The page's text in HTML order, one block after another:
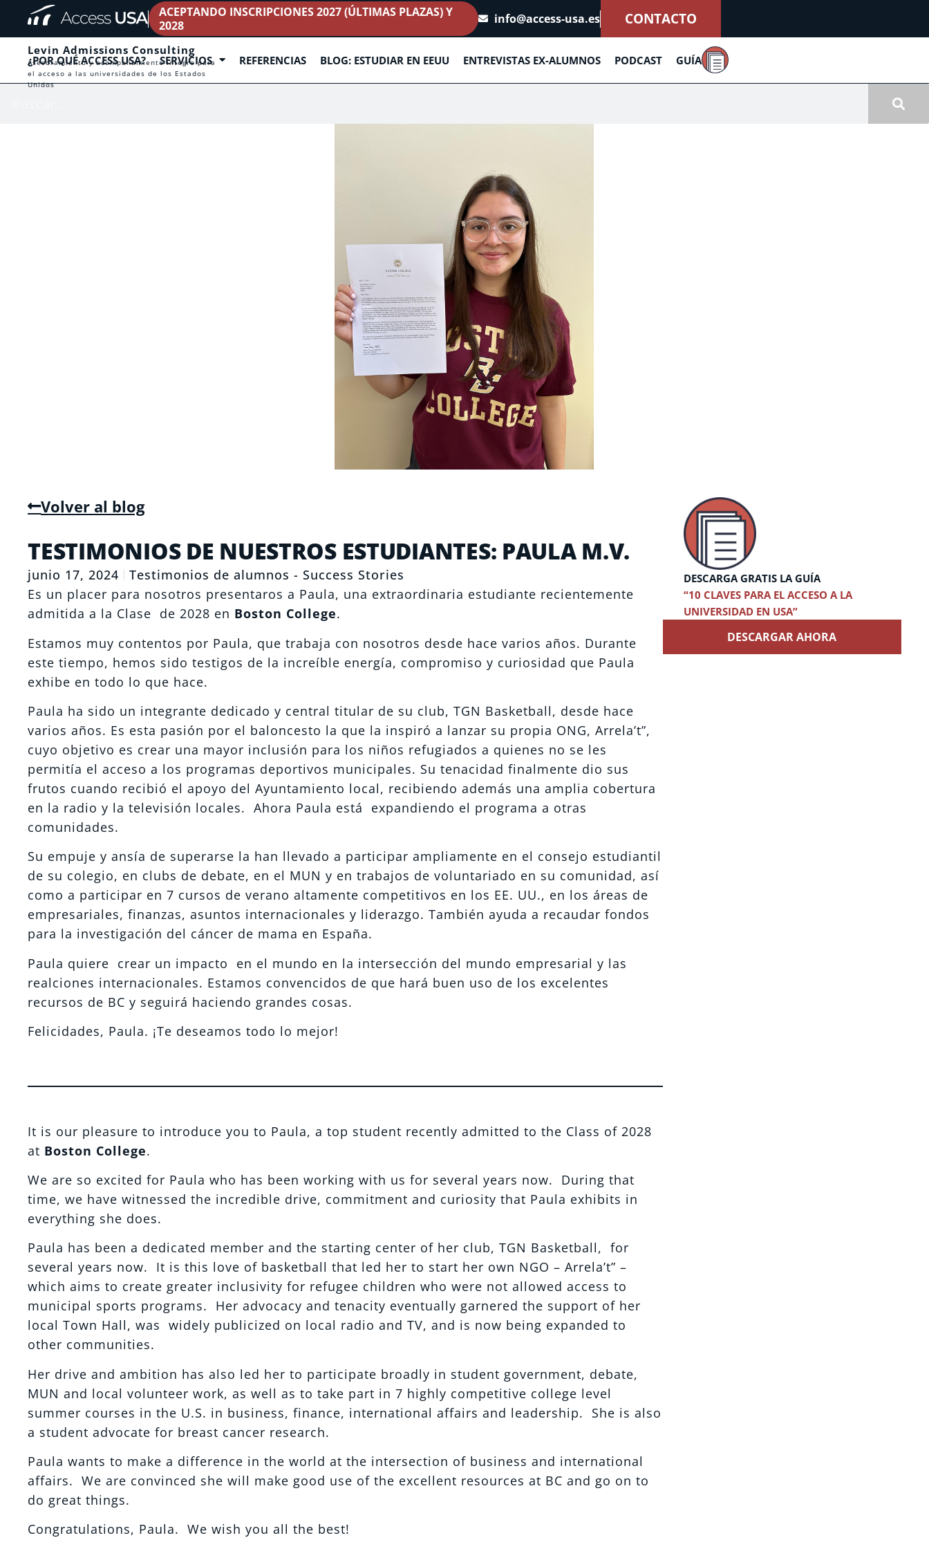
ACEPTANDO INSCRIPCIONES 2027 (ÚLTIMAS PLAZAS) Y
2028
info@access-usa.es CONTACTO
Levin Admissions Consulting
Asesoramiento y acompañamiento íntegro para
el acceso a las universidades de los Estados
Unidos
¿POR QUÉ ACCESS USA? SERVICIOS REFERENCIAS BLOG: ESTUDIAR EN EEUU ENTREVISTAS EX-ALUMNOS PODCAST GUÍA
Volver al blog
TESTIMONIOS DE NUESTROS ESTUDIANTES: PAULA M.V.
junio 17, 2024
Testimonios de alumnos - Success Stories
Es un placer para nosotros presentaros a Paula, una extraordinaria estudiante recientemente
admitida a la Clase de 2028 en Boston College.
Estamos muy contentos por Paula, que trabaja con nosotros desde hace varios años. Durante
este tiempo, hemos sido testigos de la increíble energía, compromiso y curiosidad que Paula
exhibe en todo lo que hace.
Paula ha sido un integrante dedicado y central titular de su club, TGN Basketball, desde hace
varios años. Es esta pasión por el baloncesto la que la inspiró a lanzar su propia ONG, Arrela’t”,
cuyo objetivo es crear una mayor inclusión para los niños refugiados a quienes no se les
permitía el acceso a los programas deportivos municipales. Su tenacidad finalmente dio sus
frutos cuando recibió el apoyo del Ayuntamiento local, recibiendo además una amplia cobertura
en la radio y la televisión locales. Ahora Paula está expandiendo el programa a otras
comunidades.
Su empuje y ansía de superarse la han llevado a participar ampliamente en el consejo estudiantil
de su colegio, en clubs de debate, en el MUN y en trabajos de voluntariado en su comunidad, así
como a participar en 7 cursos de verano altamente competitivos en los EE. UU., en los áreas de
empresariales, finanzas, asuntos internacionales y liderazgo. También ayuda a recaudar fondos
para la investigación del cáncer de mama en España.
Paula quiere crear un impacto en el mundo en la intersección del mundo empresarial y las
realciones internacionales. Estamos convencidos de que hará buen uso de los excelentes
recursos de BC y seguirá haciendo grandes cosas.
Felicidades, Paula. ¡Te deseamos todo lo mejor!
It is our pleasure to introduce you to Paula, a top student recently admitted to the Class of 2028
at Boston College.
We are so excited for Paula who has been working with us for several years now. During that
time, we have witnessed the incredible drive, commitment and curiosity that Paula exhibits in
everything she does.
Paula has been a dedicated member and the starting center of her club, TGN Basketball, for
several years now. It is this love of basketball that led her to start her own NGO – Arrela’t” –
which aims to create greater inclusivity for refugee children who were not allowed access to
municipal sports programs. Her advocacy and tenacity eventually garnered the support of her
local Town Hall, was widely publicized on local radio and TV, and is now being expanded to
other communities.
Her drive and ambition has also led her to participate broadly in student government, debate,
MUN and local volunteer work, as well as to take part in 7 highly competitive college level
summer courses in the U.S. in business, finance, international affairs and leadership. She is also
a student advocate for breast cancer research.
Paula wants to make a difference in the world at the intersection of business and international
affairs. We are convinced she will make good use of the excellent resources at BC and go on to
do great things.
Congratulations, Paula. We wish you all the best!
DESCARGA GRATIS LA GUÍA
“10 CLAVES PARA EL ACCESO A LA
UNIVERSIDAD EN USA”
DESCARGAR AHORA